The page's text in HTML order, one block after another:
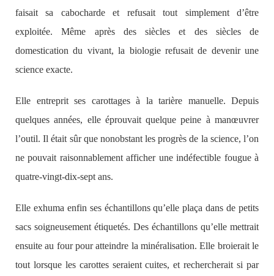
faisait sa cabocharde et refusait tout simplement d’être
exploitée. Même après des siècles et des siècles de
domestication du vivant, la biologie refusait de devenir une
science exacte.
Elle entreprit ses carottages à la tarière manuelle. Depuis
quelques années, elle éprouvait quelque peine à manœuvrer
l’outil. Il était sûr que nonobstant les progrès de la science, l’on
ne pouvait raisonnablement afficher une indéfectible fougue à
quatre-vingt-dix-sept ans.
Elle exhuma enfin ses échantillons qu’elle plaça dans de petits
sacs soigneusement étiquetés. Des échantillons qu’elle mettrait
ensuite au four pour atteindre la minéralisation. Elle broierait le
tout lorsque les carottes seraient cuites, et rechercherait si par